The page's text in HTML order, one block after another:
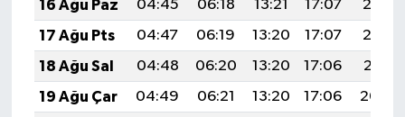
16 Ağu Paz 04:45 06:18 13:21 17:07
20:13
17 Ağu Pts
04:47 06:19 13:20 17:07
20:12
18 Ağu Sal
04:48 06:20 13:20 17:06
20:11
19 Ağu Çar
04:49 06:21 13:20 17:06
20:09